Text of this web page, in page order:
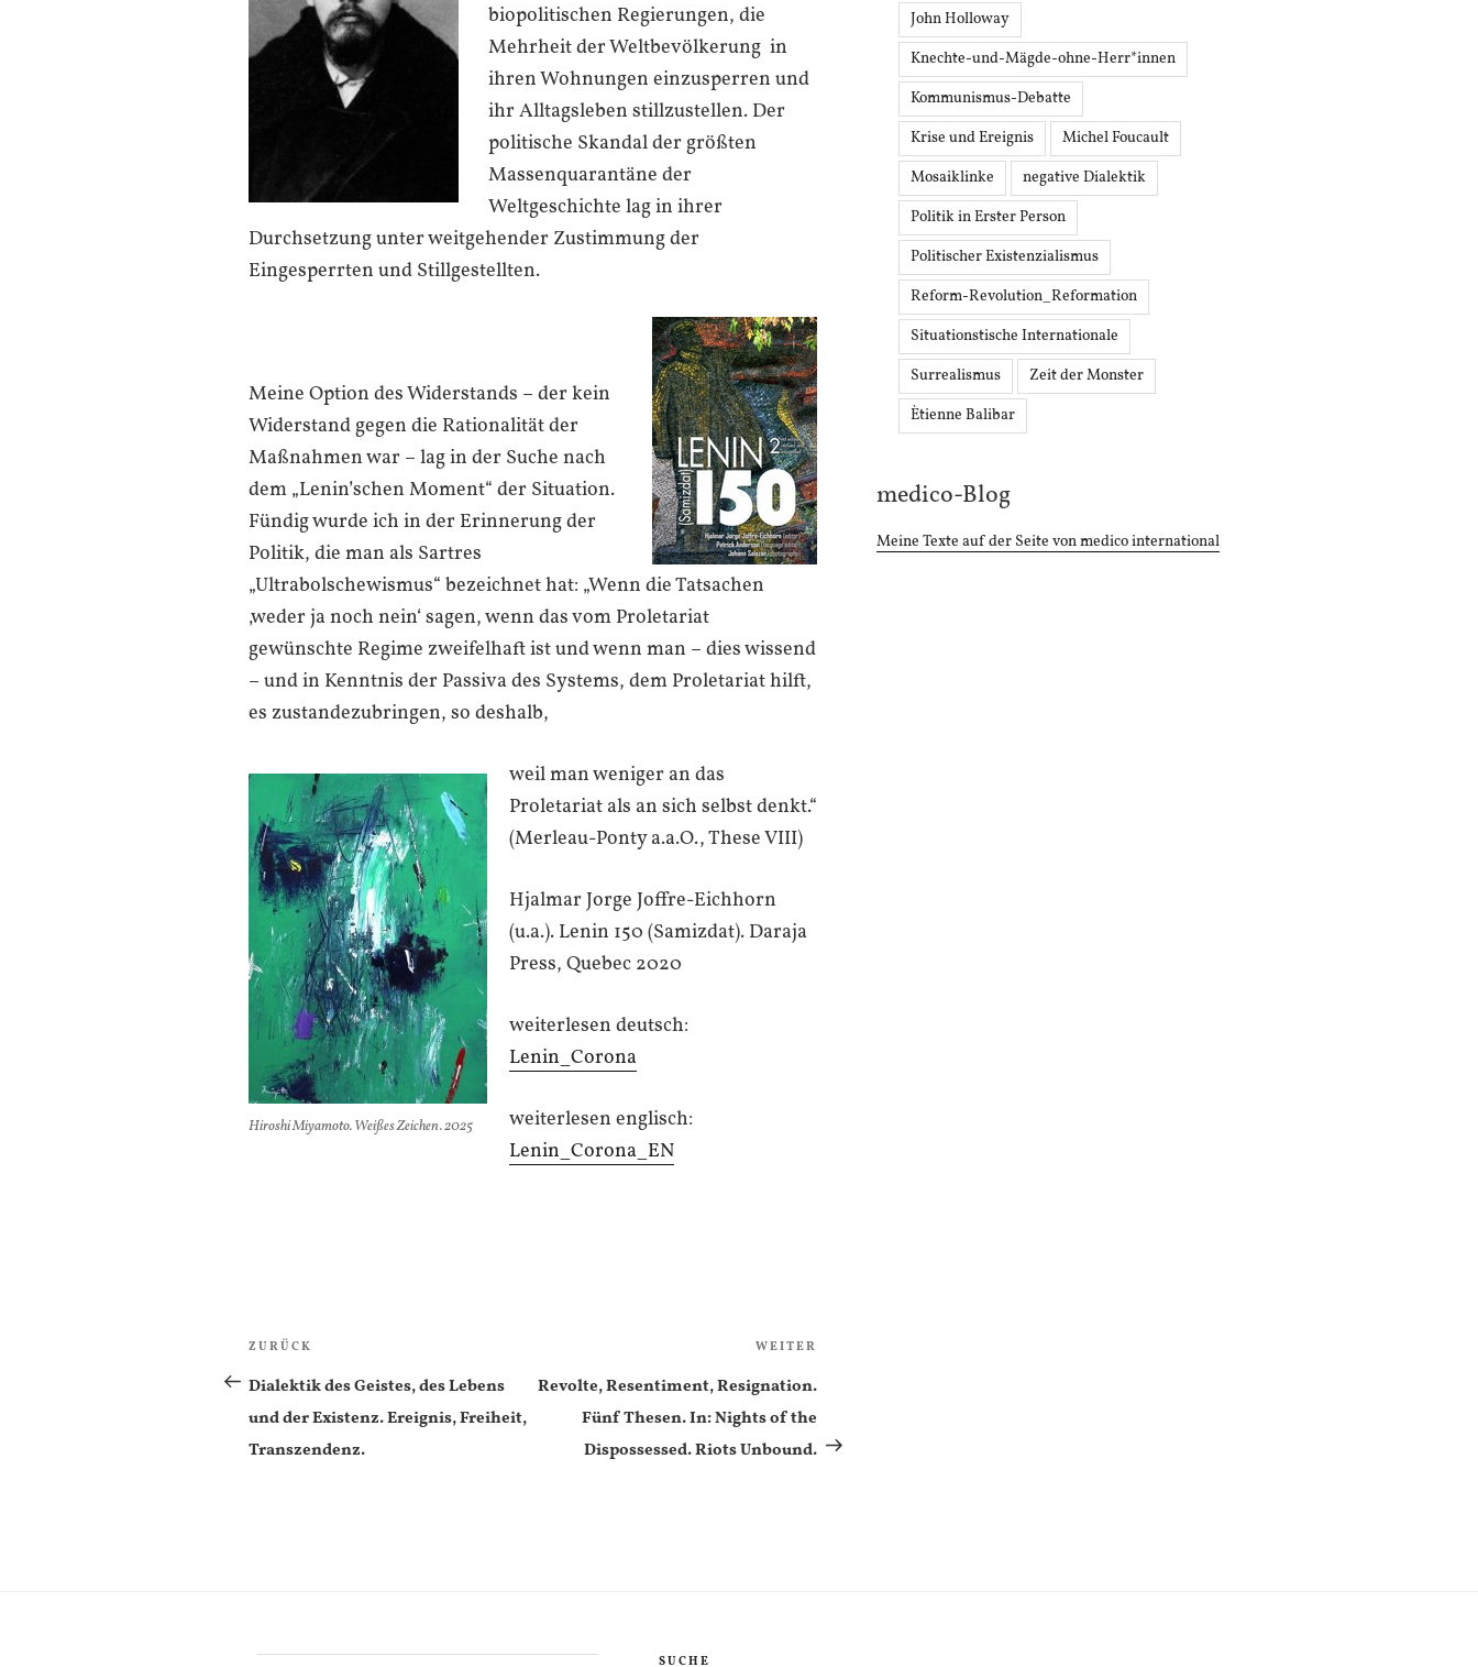
biopolitischen Regierungen, die
Mehrheit der Weltbevölkerung in
ihren Wohnungen einzusperren und
ihr Alltagsleben stillzustellen. Der
politische Skandal der größten
Massenquarantäne der
Weltgeschichte lag in ihrer
Durchsetzung unter weitgehender Zustimmung der
Eingesperrten und Stillgestellten.
Meine Option des Widerstands – der kein
Widerstand gegen die Rationalität der
Maßnahmen war – lag in der Suche nach
dem „Lenin’schen Moment“ der Situation.
Fündig wurde ich in der Erinnerung der
Politik, die man als Sartres
„Ultrabolschewismus“ bezeichnet hat: „Wenn die Tatsachen
‚weder ja noch nein‘ sagen, wenn das vom Proletariat
gewünschte Regime zweifelhaft ist und wenn man – dies wissend
– und in Kenntnis der Passiva des Systems, dem Proletariat hilft,
es zustandezubringen, so deshalb,
Hiroshi Miyamoto. Weißes Zeichen. 2025
weil man weniger an das
Proletariat als an sich selbst denkt.“
(Merleau-Ponty a.a.O., These VIII)
Hjalmar Jorge Joffre-Eichhorn
(u.a.). Lenin 150 (Samizdat). Daraja
Press, Quebec 2020
weiterlesen deutsch:
Lenin_Corona
weiterlesen englisch:
Lenin_Corona_EN
Beitragsnavigation
Vorheriger
Beitrag
ZURÜCK
Dialektik des Geistes, des Lebens
und der Existenz. Ereignis, Freiheit,
Transzendenz.
Beitrag
WEITER
Revolte, Resentiment, Resignation.
Fünf Thesen. In: Nights of the
Dispossessed. Riots Unbound.
John Holloway
Knechte-und-Mägde-ohne-Herr*innen
Kommunismus-Debatte
Krise und Ereignis
Michel Foucault
Mosaiklinke
negative Dialektik
Politik in Erster Person
Politischer Existenzialismus
Reform-Revolution_Reformation
Situationstische Internationale
Surrealismus
Zeit der Monster
Ètienne Balibar
medico-Blog
Meine Texte auf der Seite von medico international
SUCHE